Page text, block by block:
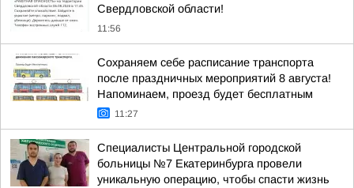
Свердловской области!
11:56
Сохраняем себе расписание транспорта
после праздничных мероприятий 8 августа!
Напоминаем, проезд будет бесплатным
11:27
Специалисты Центральной городской
больницы №7 Екатеринбурга провели
уникальную операцию, чтобы спасти жизнь